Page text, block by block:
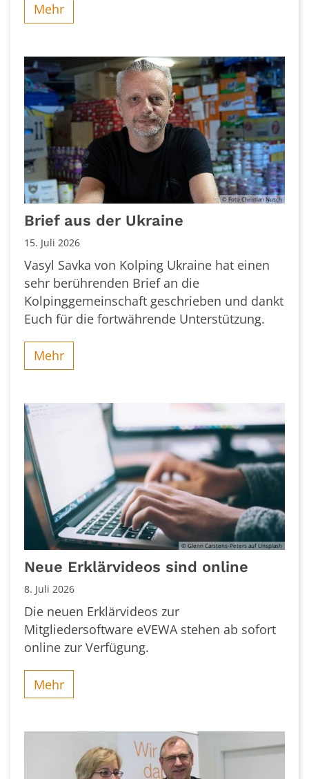
Mehr
© Foto Christian Nusch
Brief aus der Ukraine
15. Juli 2026
Vasyl Savka von Kolping Ukraine hat einen
sehr berührenden Brief an die
Kolpinggemeinschaft geschrieben und dankt
Euch für die fortwährende Unterstützung.
Mehr
© Glenn Carstens-Peters auf Unsplash
Neue Erklärvideos sind online
8. Juli 2026
Die neuen Erklärvideos zur
Mitgliedersoftware eVEWA stehen ab sofort
online zur Verfügung.
Mehr